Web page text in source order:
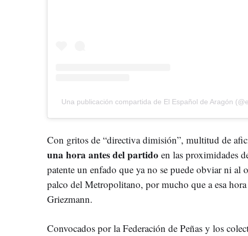
Una publicación compartida de El Español de Aragón
Con gritos de “directiva dimisión”, multitud de
una hora antes del partido en las proximidades
patente un enfado que ya no se puede obviar ni
palco del Metropolitano, por mucho que a esa hora
Griezmann.
Convocados por la Federación de Peñas y los